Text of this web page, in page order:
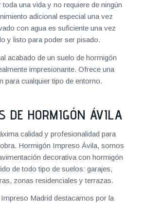
toda una vida y no requiere de ningún
adicional especial una vez
con agua es suficiente una vez
y listo para poder ser pisado.
acabado de un suelo de hormigón
impresionante. Ofrece una
para cualquier tipo de entorno.
DE HORMIGÓN ÁVILA
calidad y profesionalidad para
Hormigón Impreso Ávila, somos
decorativa con hormigón
de todo tipo de suelos: garajes,
zonas residenciales y terrazas.
Madrid destacamos por la